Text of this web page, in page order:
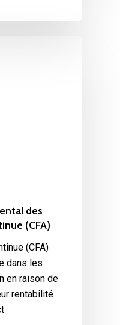
des
(CFA)
(CFA)
dans les
en raison de
rentabilité